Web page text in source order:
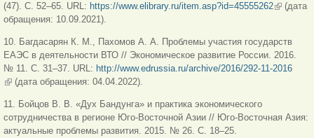
(47). С. 52–65. URL: https://www.elibrary.ru/item.asp?id=45555262(link is
(дата
обращения: 10.09.2021).
10. Багдасарян К. М., Пахомов А. А. Проблемы участия государств
ЕАЭС в деятельности ВТО // Экономическое развитие России. 2016.
№ 11. С. 31–37. URL: http://www.edrussia.ru/archive/2016/292-11-2016
(link is external)
(дата обращения: 04.04.2022).
11. Бойцов В. В. «Дух Бандунга» и практика экономического
сотрудничества в регионе Юго-Восточной Азии // Юго-Восточная Азия:
актуальные проблемы развития. 2015. № 26. С. 18–25.